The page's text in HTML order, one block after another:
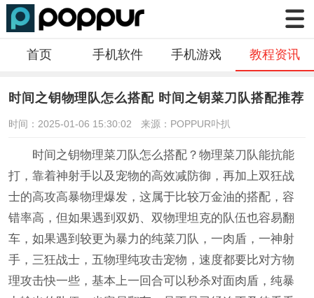
首页 手机软件 手机游戏 教程资讯
时间之钥物理队怎么搭配 时间之钥菜刀队搭配推荐
时间：2025-01-06 15:30:02 来源：POPPUR卟扒
时间之钥物理菜刀队怎么搭配？物理菜刀队能抗能
打，靠着神射手以及宠物的高效减防御，再加上双狂战
士的高攻高暴物理爆发，这属于比较万金油的搭配，容
错率高，但如果遇到双奶、双物理坦克的队伍也容易翻
车，如果遇到较更为暴力的纯菜刀队，一肉盾，一神射
手，三狂战士，五物理纯攻击宠物，速度都要比对方物
理攻击快一些，基本上一回合可以秒杀对面肉盾，纯暴